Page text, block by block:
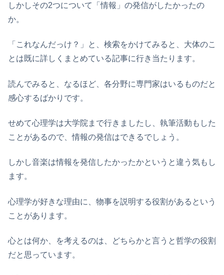
しかしその2つについて「情報」の発信がしたかったの
か。
「これなんだっけ？」と、検索をかけてみると、大体のこ
とは既に詳しくまとめている記事に行き当たります。
読んでみると、なるほど、各分野に専門家はいるものだと
感心するばかりです。
せめて心理学は大学院まで行きましたし、執筆活動もした
ことがあるので、情報の発信はできるでしょう。
しかし音楽は情報を発信したかったかというと違う気もし
ます。
心理学が好きな理由に、物事を説明する役割があるという
ことがあります。
心とは何か、を考えるのは、どちらかと言うと哲学の役割
だと思っています。